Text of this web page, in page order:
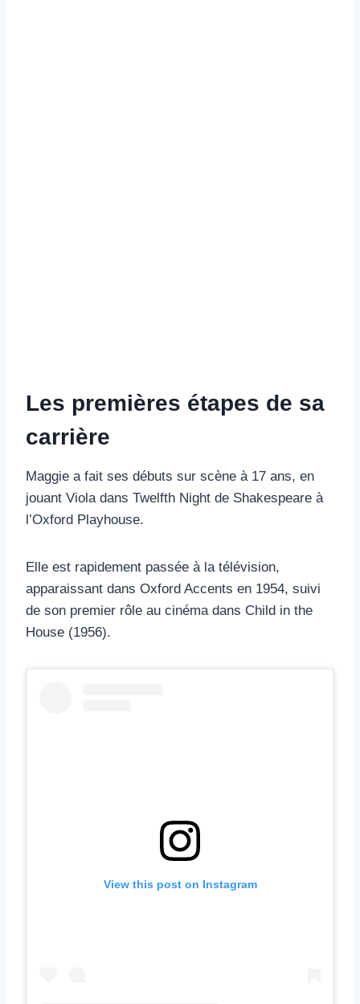
Les premières étapes de sa
carrière
Maggie a fait ses débuts sur scène à 17 ans, en
jouant Viola dans Twelfth Night de Shakespeare à
l’Oxford Playhouse.
Elle est rapidement passée à la télévision,
apparaissant dans Oxford Accents en 1954, suivi
de son premier rôle au cinéma dans Child in the
House (1956).
View this post on Instagram